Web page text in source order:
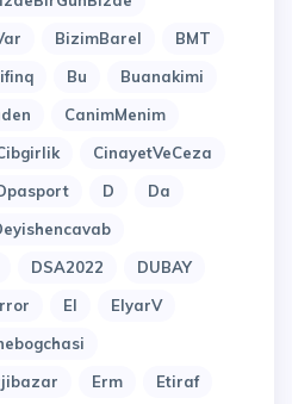
BizimBarel
BMT
Bu
Buanakimi
CanimMenim
CinayetVeCeza
D
Da
DSA2022
DUBAY
El
ElyarV
Erm
Etiraf